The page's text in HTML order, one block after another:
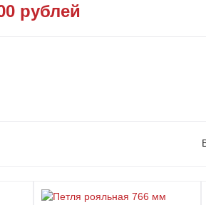
рублей